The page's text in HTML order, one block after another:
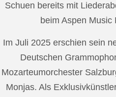
Schuen bereits mit
beim Aspen Music
Im Juli 2025 erschien sein
Deutschen
Mozarteumorchester
Monjas. Als